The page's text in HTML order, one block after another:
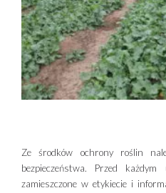
Ze środków ochrony roślin
bezpieczeństwa. Przed
zamieszczone w etykiecie i